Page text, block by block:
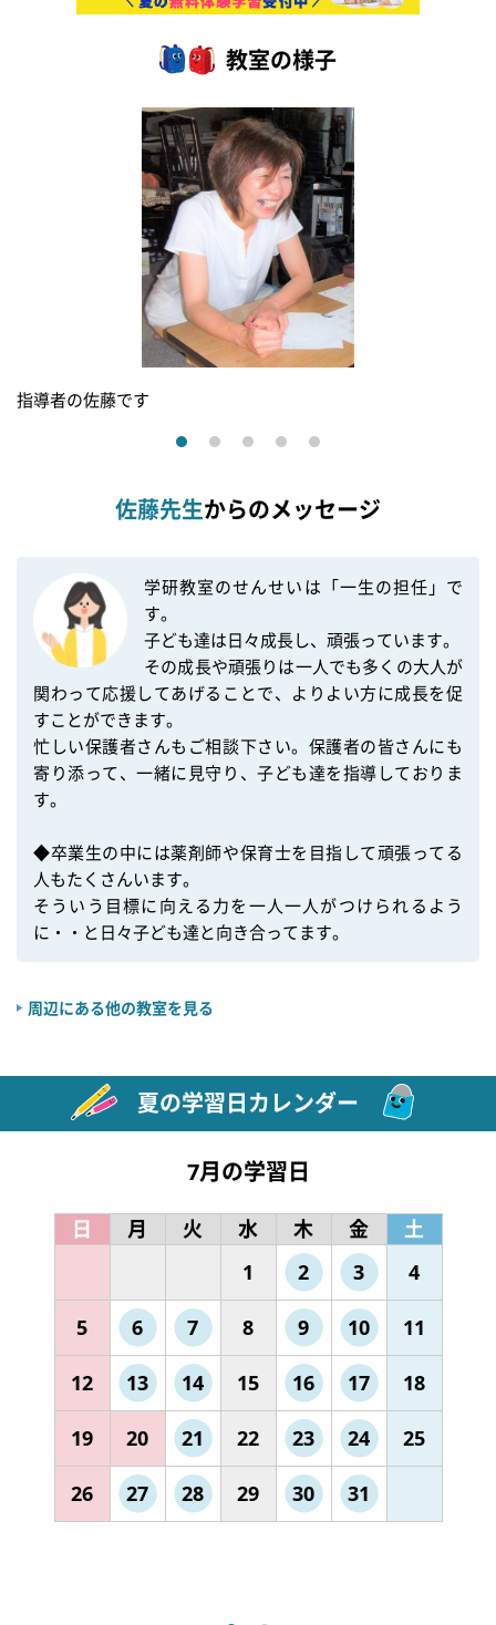
教室の様子
指導者の佐藤です
佐藤先生からのメッセージ
学研教室のせんせいは「一生の担任」で
す。
子ども達は日々成長し、頑張っています。
その成長や頑張りは一人でも多くの大人が
関わって応援してあげることで、よりよい方に成長を促
すことができます。
忙しい保護者さんもご相談下さい。保護者の皆さんにも
寄り添って、一緒に見守り、子ども達を指導しておりま
す。
◆卒業生の中には薬剤師や保育士を目指して頑張ってる
人もたくさんいます。
そういう目標に向える力を一人一人がつけられるよう
に・・と日々子ども達と向き合ってます。
周辺にある他の教室を見る
夏の学習日カレンダー
7月の学習日
日 月 火 水 木 金
土
1
2 3 4
5 6 7 8 9 10 11
12 13 14 15 16 17 18
19 20 21 22 23 24 25
26 27 28 29 30 31